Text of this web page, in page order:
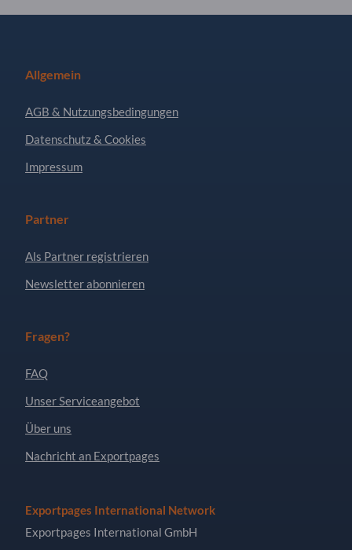
Allgemein
AGB & Nutzungsbedingungen
Datenschutz & Cookies
Impressum
Partner
Als Partner registrieren
Newsletter abonnieren
Fragen?
FAQ
Unser Serviceangebot
Über uns
Nachricht an Exportpages
Exportpages International Network
Exportpages International GmbH